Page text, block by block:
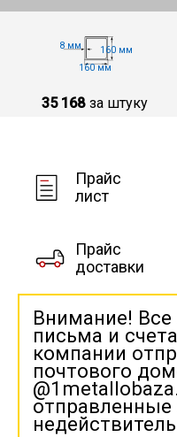
8 мм
160 мм
160 мм
35 168 за штуку
Прайс
лист
Прайс
доставки
Внимание!
письма и
компании
почтового
отправленные